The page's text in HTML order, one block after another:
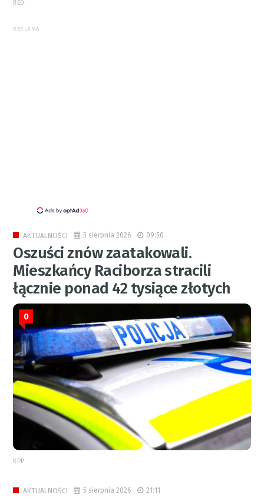
RED.
REKLAMA
AKTUALNOŚCI 5 sierpnia 2026 09:50
Oszuści znów zaatakowali.
Mieszkańcy Raciborza stracili
łącznie ponad 42 tysiące złotych
0
KPP
AKTUALNOŚCI 5 sierpnia 2026 21:11